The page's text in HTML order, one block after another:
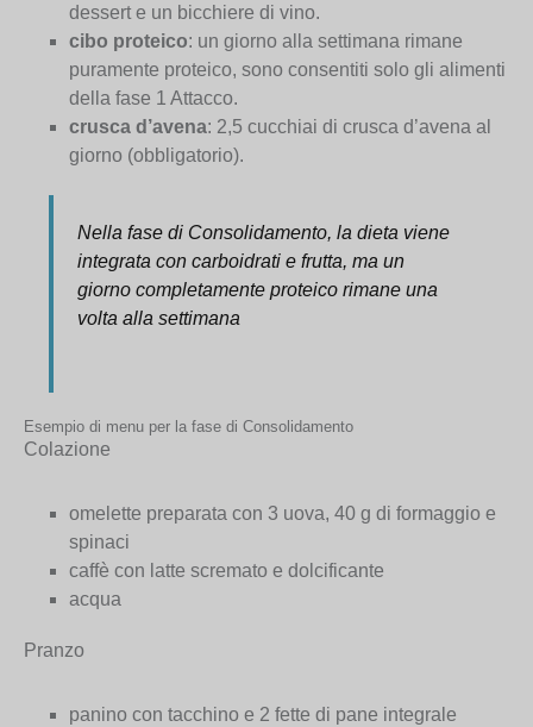
dessert e un bicchiere di vino.
cibo proteico: un giorno alla settimana rimane
puramente proteico, sono consentiti solo gli alimenti
della fase 1 Attacco.
crusca d’avena: 2,5 cucchiai di crusca d’avena al
giorno (obbligatorio).
Nella fase di Consolidamento, la dieta viene
integrata con carboidrati e frutta, ma un
giorno completamente proteico rimane una
volta alla settimana
Esempio di menu per la fase di Consolidamento
Colazione
omelette preparata con 3 uova, 40 g di formaggio e
spinaci
caffè con latte scremato e dolcificante
acqua
Pranzo
panino con tacchino e 2 fette di pane integrale